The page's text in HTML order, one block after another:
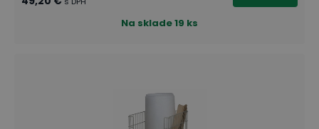
Na sklade19 ks